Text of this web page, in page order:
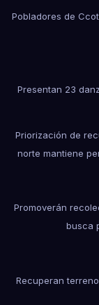
Pobladores de
Presentan 23
Priorización de
norte mantiene
Promoverán
busca
Recuperan